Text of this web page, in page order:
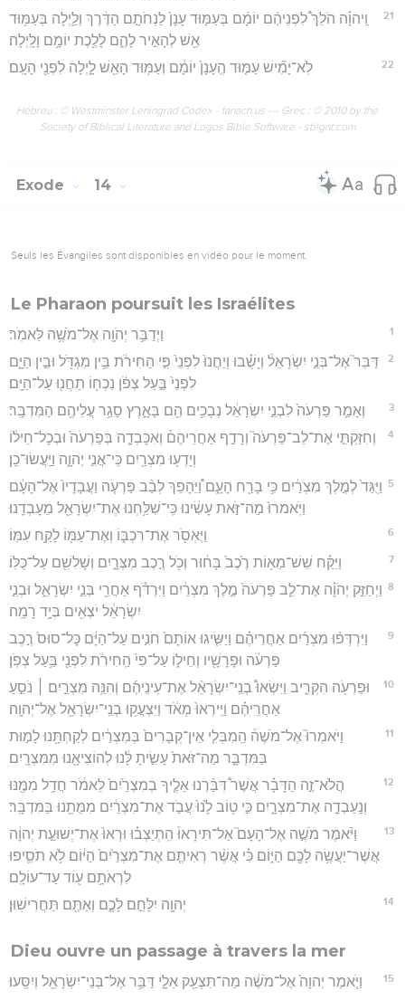
21
וַֽיהוָ֡ה הֹלֵךְ֩ לִפְנֵיהֶ֨ם יוֹמָ֜ם בְּעַמּ֤וּד עָנָן֙ לַנְחֹתָ֣ם הַדֶּ֔רֶךְ וְלַ֛יְלָה בְּעַמּ֥וּד
אֵ֖שׁ לְהָאִ֣יר לָהֶ֑ם לָלֶ֖כֶת יוֹמָ֥ם וָלָֽיְלָה׃
22 לֹֽא־יָמִ֞ישׁ עַמּ֤וּד הֶֽעָנָן֙ יוֹמָ֔ם וְעַמּ֥וּד הָאֵ֖שׁ לָ֑יְלָה לִפְנֵ֖י הָעָֽם׃
Hébreu : © Westminster Leningrad Codex - tanach.us --- Grec : © 2010 by the
Society of Biblical Literature and Logos Bible Software - sblgnt.com
Exode 14
Seuls les Évangiles sont disponibles en vidéo pour le moment.
Le Pharaon poursuit les Israélites
1 וַיְדַבֵּ֥ר יְהֹוָ֖ה אֶל־מֹשֶׁ֥ה לֵּאמֹֽר׃
2
דַּבֵּר֮ אֶל־בְּנֵ֣י יִשְׂרָאֵל֒ וְיָשֻׁ֗בוּ וְיַחֲנוּ֙ לִפְנֵי֙ פִּ֣י הַחִירֹ֔ת בֵּ֥ין מִגְדֹּ֖ל וּבֵ֣ין הַיָּ֑ם
לִפְנֵי֙ בַּ֣עַל צְפֹ֔ן נִכְח֥וֹ תַחֲנ֖וּ עַל־הַיָּֽם׃
3 וְאָמַ֤ר פַּרְעֹה֙ לִבְנֵ֣י יִשְׂרָאֵ֔ל נְבֻכִ֥ים הֵ֖ם בָּאָ֑רֶץ סָגַ֥ר עֲלֵיהֶ֖ם הַמִּדְבָּֽר׃
4
וְחִזַּקְתִּ֣י אֶת־לֵב־פַּרְעֹה֮ וְרָדַ֣ף אַחֲרֵיהֶם֒ וְאִכָּבְדָ֤ה בְּפַרְעֹה֙ וּבְכָל־חֵיל֔וֹ
וְיָדְע֥וּ מִצְרַ֖יִם כִּֽי־אֲנִ֣י יְהוָ֑ה וַיַּֽעֲשׂוּ־כֵֽן׃
5
וַיֻּגַּד֙ לְמֶ֣לֶךְ מִצְרַ֔יִם כִּ֥י בָרַ֖ח הָעָ֑ם וַ֠יֵּהָפֵךְ לְבַ֨ב פַּרְעֹ֤ה וַעֲבָדָיו֙ אֶל־הָעָ֔ם
וַיֹּֽאמרוּ֙ מַה־זֹּ֣את עָשִׂ֔ינוּ כִּֽי־שִׁלַּ֥חְנוּ אֶת־יִשְׂרָאֵ֖ל מֵעָבְדֵֽנוּ׃
6 וַיֶּאְסֹ֖ר אֶת־רִכְבּ֑וֹ וְאֶת־עַמּ֖וֹ לָקַ֥ח עִמּֽוֹ׃
7 וַיִּקַּ֗ח שֵׁשׁ־מֵא֥וֹת רֶ֙כֶב֙ בָּח֔וּר וְכֹ֖ל רֶ֣כֶב מִצְרָ֑יִם וְשָׁלִשִׁ֖ם עַל־כֻּלּֽוֹ׃
8 וַיְחַזֵּ֣ק יְהֹוָ֗ה אֶת־לֵ֤ב פַּרְעֹה֙ מֶ֣לֶךְ מִצְרַ֔יִם וַיִּרְדֹּ֕ף אַחֲרֵ֖י בְּנֵ֣י יִשְׂרָאֵ֑ל וּבְנֵ֣י
יִשְׂרָאֵ֔ל יֹצְאִ֖ים בְּיָ֥ד רָמָֽה׃
9
וַיִּרְדְּפ֨וּ מִצְרַ֜יִם אַחֲרֵיהֶ֗ם וַיַּשִּׂ֤יגוּ אוֹתָם֙ חֹנִ֣ים עַל־הַיָּ֔ם כָּל־סוּס֙ רֶ֣כֶב
פַּרְעֹ֔ה וּפָרָשָׁ֖יו וְחֵיל֑וֹ עַל־פִּי֙ הַֽחִירֹ֔ת לִפְנֵ֖י בַּ֥עַל צְפֹֽן׃
10
וּפַרְעֹ֖ה הִקְרִ֑יב וַיִּשְׂאוּ֩ בְנֵֽי־יִשְׂרָאֵ֨ל אֶת־עֵינֵיהֶ֜ם וְהִנֵּ֥ה מִצְרַ֣יִם ׀ נֹסֵ֣עַ
אַחֲרֵיהֶ֗ם וַיִּֽירְאוּ֙ מְאֹ֔ד וַיִּצְעֲק֥וּ בְנֵֽי־יִשְׂרָאֵ֖ל אֶל־יְהוָֽה׃
11
וַיֹּאמְרוּ֮ אֶל־מֹשֶׁה֒ הַֽמִבְּלִ֤י אֵין־קְבָרִים֙ בְּמִצְרַ֔יִם לְקַחְתָּ֖נוּ לָמ֣וּת
בַּמִּדְבָּ֑ר מַה־זֹּאת֙ עָשִׂ֣יתָ לָּ֔נוּ לְהוֹצִיאָ֖נוּ מִמִּצְרָֽיִם׃
12
הֲלֹא־זֶ֣ה הַדָּבָ֗ר אֲשֶׁר֩ דִּבַּ֨רְנוּ אֵלֶ֤יךָ בְמִצְרַ֙יִם֙ לֵאמֹ֔ר חֲדַ֥ל מִמֶּ֖נּוּ
וְנַֽעַבְדָ֣ה אֶת־מִצְרָ֑יִם כִּ֣י ט֥וֹב לָ֙נוּ֙ עֲבֹ֣ד אֶת־מִצְרַ֔יִם מִמֻּתֵ֖נוּ בַּמִּדְבָּֽר׃
13
וַיֹּ֨אמֶר מֹשֶׁ֣ה אֶל־הָעָם֮ אַל־תִּירָאוּ֒ הִֽתְיַצְב֗וּ וּרְאוּ֙ אֶת־יְשׁוּעַ֣ת יְהוָ֔ה
אֲשֶׁר־יַעֲשֶׂ֥ה לָכֶ֖ם הַיּ֑וֹם כִּ֗י אֲשֶׁ֨ר רְאִיתֶ֤ם אֶת־מִצְרַ֙יִם֙ הַיּ֔וֹם לֹ֥א תֹסִ֛יפוּ
לִרְאֹתָ֥ם ע֖וֹד עַד־עוֹלָֽם׃
14 יְהוָ֖ה יִלָּחֵ֣ם לָכֶ֑ם וְאַתֶּ֖ם תַּחֲרִישֽׁוּן׃
Dieu ouvre un passage à travers la mer
15 וַיֹּ֤אמֶר יְהוָה֙ אֶל־מֹשֶׁ֔ה מַה־תִּצְעַ֖ק אֵלָ֑י דַּבֵּ֥ר אֶל־בְּנֵי־יִשְׂרָאֵ֖ל וְיִסָּֽעוּ׃